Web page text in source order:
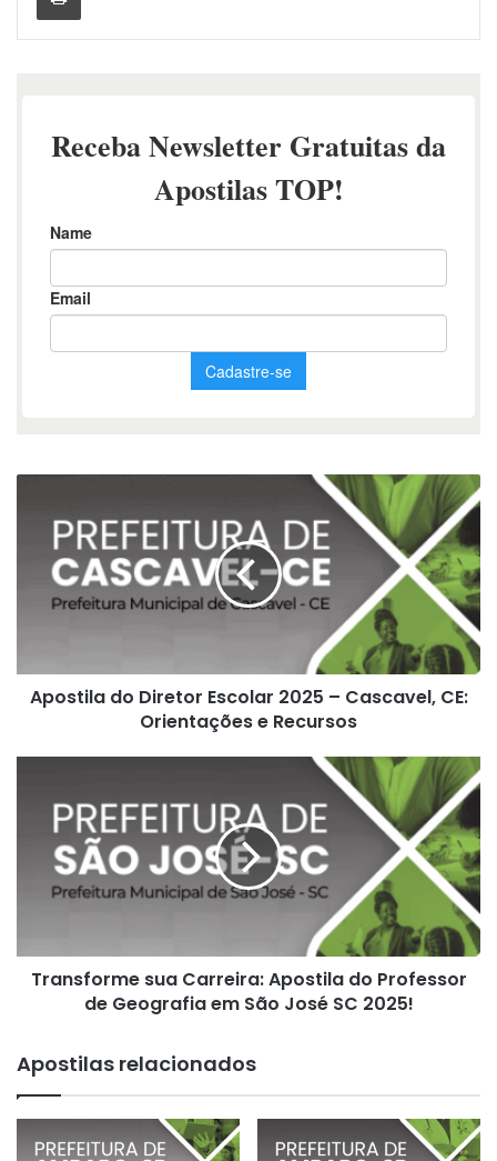
Diretor
Escolar
Orientações
Apostila do Diretor Escolar 2025 – Cascavel, CE:
Orientações e Recursos
Carreira:
Apostila
Professor
em
SãoTransforme sua Carreira: Apostila do Professor
de Geografia em São José SC 2025!
Apostilas relacionados